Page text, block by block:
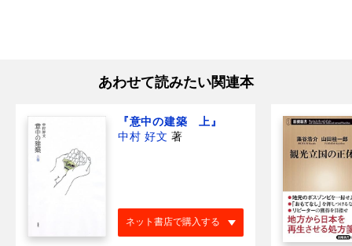
あわせて読みたい関連本
『意中の建築 上』
中村 好文 著
ネット書店で購入する